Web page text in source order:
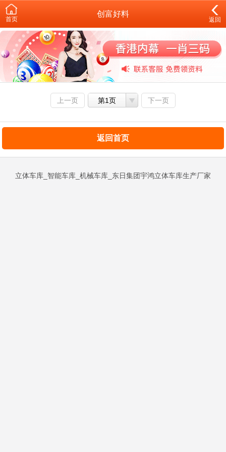
首页
创富好料
返回
上一页 第1页 下一页
返回首页
立体车库_智能车库_机械车库_东日集团宇鸿立体车库生产厂家